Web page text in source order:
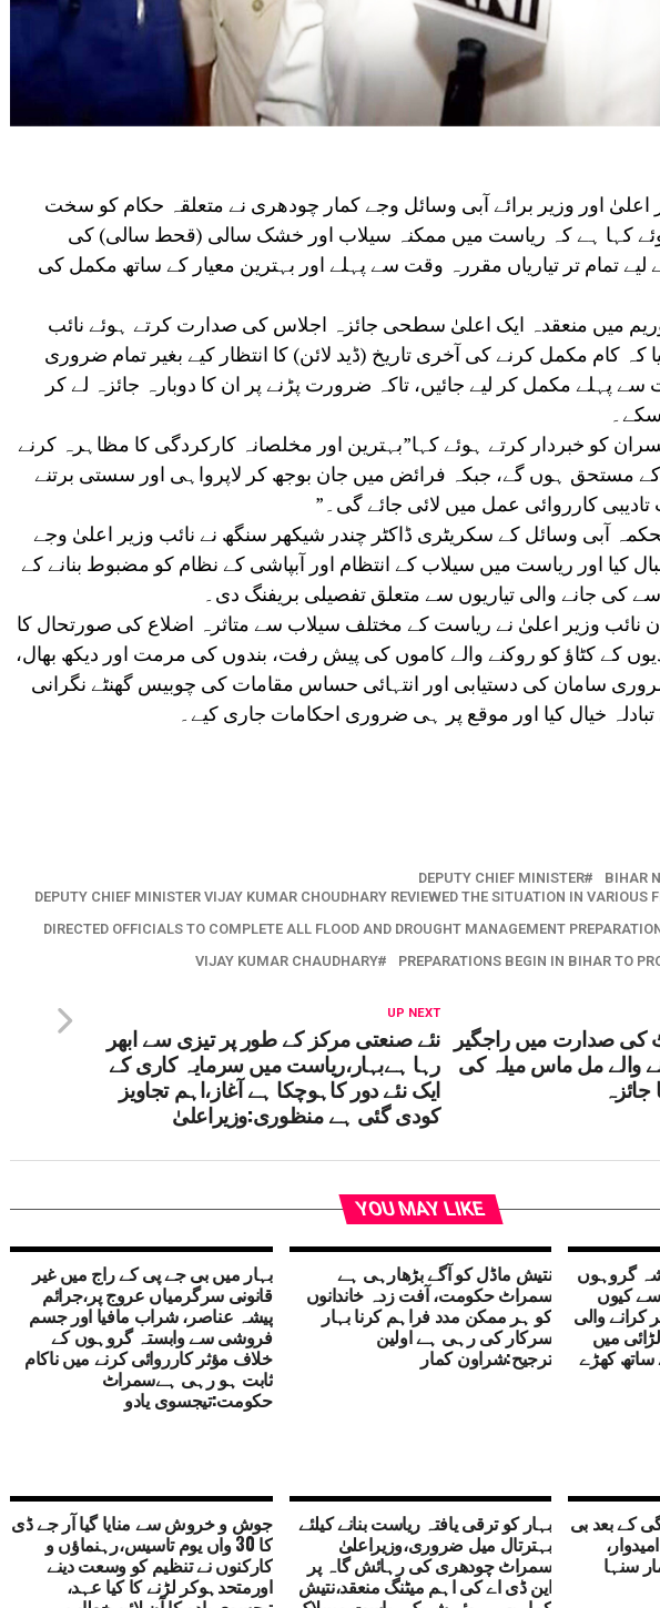
اعلیٰ اور وزیر برائے آبی وسائل وجے کمار چودھری نے متعلقہ حکام کو سخت
کہا ہے کہ ریاست میں ممکنہ سیلاب اور خشک سالی (قحط سالی) کی
تمام تر تیاریاں مقررہ وقت سے پہلے اور بہترین معیار کے ساتھ مکمل کی
میں منعقدہ ایک اعلیٰ سطحی جائزہ اجلاس کی صدارت کرتے ہوئے نائب
کہ کام مکمل کرنے کی آخری تاریخ (ڈید لائن) کا انتظار کیے بغیر تمام ضروری
پہلے مکمل کر لیے جائیں، تاکہ ضرورت پڑنے پر ان کا دوبارہ جائزہ لے کر
سکے۔
کو خبردار کرتے ہوئے کہا”بہترین اور مخلصانہ کارکردگی کا مظاہرہ کرنے
مستحق ہوں گے، جبکہ فرائض میں جان بوجھ کر لاپرواہی اور سستی برتنے
کارروائی عمل میں لائی جائے گی۔”
آبی وسائل کے سکریٹری ڈاکٹر چندر شیکھر سنگھ نے نائب وزیر اعلیٰ وجے
کیا اور ریاست میں سیلاب کے انتظام اور آبپاشی کے نظام کو مضبوط بنانے کے
کی جانے والی تیاریوں سے متعلق تفصیلی بریفنگ دی۔
نائب وزیر اعلیٰ نے ریاست کے مختلف سیلاب سے متاثرہ اضلاع کی صورتحال کا
کے کٹاؤ کو روکنے والے کاموں کی پیش رفت، بندوں کی مرمت اور دیکھ بھال،
سامان کی دستیابی اور انتہائی حساس مقامات کی چوبیس گھنٹے نگرانی
خیال کیا اور موقع پر ہی ضروری احکامات جاری کیے۔
BIHAR
DEPUTY CHIEF MINISTER
DEPUTY CHIEF MINISTER VIJAY KUMAR CHOUDHARY REVIEWED THE SITUATION IN VARIOUS
DIRECTED OFFICIALS TO COMPLETE ALL FLOOD AND DROUGHT MANAGEMENT
PREPARATIONS BEGIN IN BIHAR TO
VIJAY KUMAR CHAUDHARY
UP NEXT
نئے صنعتی مرکز کے طور پر تیزی سے ابھر
رہا ہےبہار،ریاست میں سرمایہ کاری کے
ایک نئے دور کاہوچکا ہے آغاز،اہم تجاویز
کودی گئی ہے منظوری:وزیراعلیٰ
صدارت میں راجگیر
والے مل ماس میلہ کی
جائزہ
YOU MAY LIKE
گروہوں
کیوں
کرانے والی
میں
ساتھ کھڑے
نتیش ماڈل کو آگے بڑھارہی ہے
سمراٹ حکومت، آفت زدہ خاندانوں
کو ہر ممکن مدد فراہم کرنا بہار
سرکار کی رہی ہے اولین
ترجیح:شراون کمار
بہار میں بی جے پی کے راج میں غیر
قانونی سرگرمیاں عروج پر،جرائم
پیشہ عناصر، شراب مافیا اور جسم
فروشی سے وابستہ گروہوں کے
خلاف مؤثر کارروائی کرنے میں ناکام
ثابت ہو رہی ہےسمراٹ
حکومت:تیجسوی یادو
کے بعد بی
سنہا
بہار کو ترقی یافتہ ریاست بنانے کیلئے
بہترتال میل ضروری،وزیراعلیٰ
سمراٹ چودھری کی رہائش گاہ پر
این ڈی اے کی اہم میٹنگ منعقد،نتیش
جوش و خروش سے منایا گیا آر جے ڈی
کا 30 واں یوم تاسیس،رہنماؤں و
کارکنوں نے تنظیم کو وسعت دینے
اورمتحدہوکر لڑنے کا کیا عہد،